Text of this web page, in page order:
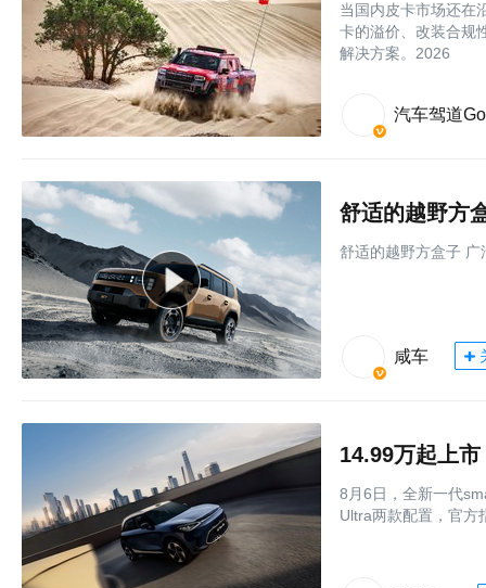
当国内皮卡市场还在
卡的溢价、改装合规
解决方案。2026
汽车驾道Go
舒适的越野方
舒适的越野方盒子
咸车
8月6日，全新一代
Ultra两款配置，官方